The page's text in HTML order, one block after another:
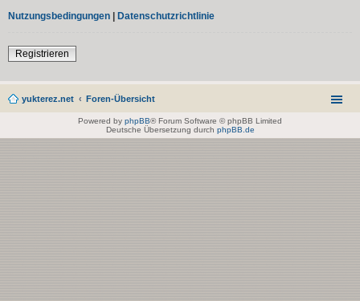
Nutzungsbedingungen | Datenschutzrichtlinie
Registrieren
yukterez.net Foren-Übersicht
Powered by phpBB® Forum Software © phpBB Limited
Deutsche Übersetzung durch phpBB.de